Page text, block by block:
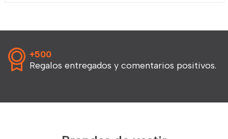
+500
Regalos entregados y comentarios positivos.